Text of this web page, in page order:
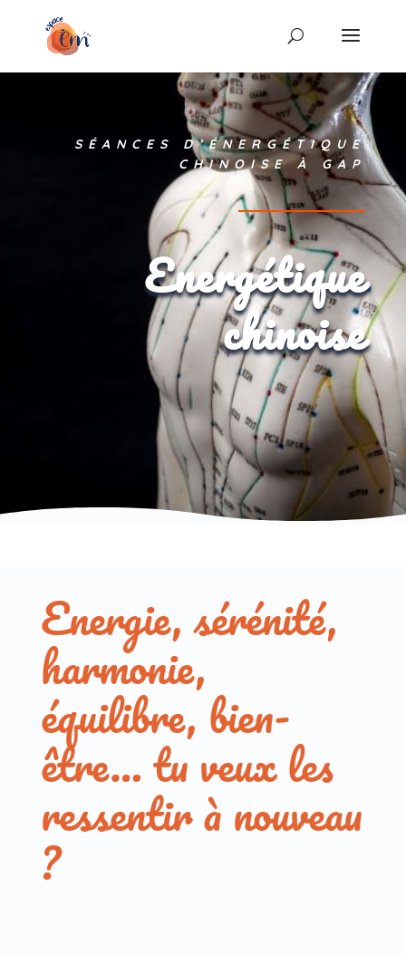
SÉANCES D’ÉNERGÉTIQUE
CHINOISE À GAP
Energétique
chinoise
Energie, sérénité,
harmonie,
équilibre, bien-
être… tu veux les
ressentir à nouveau
?